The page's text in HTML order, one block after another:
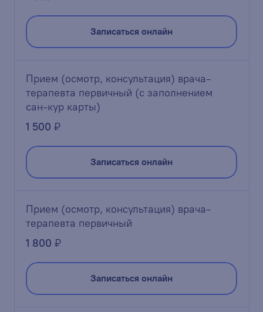
Записаться онлайн
Прием (осмотр, консультация) врача-
терапевта первичный (с заполнением
сан-кур карты)
1 500 ₽
Записаться онлайн
Прием (осмотр, консультация) врача-
терапевта первичный
1 800 ₽
Записаться онлайн